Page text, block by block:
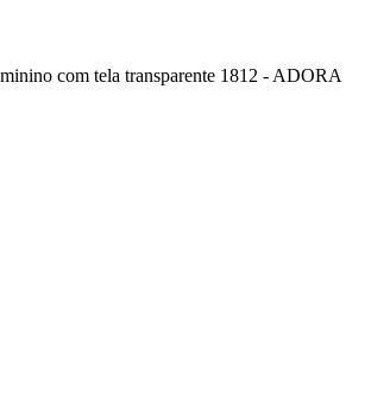
com tela transparente 1812 - ADORA